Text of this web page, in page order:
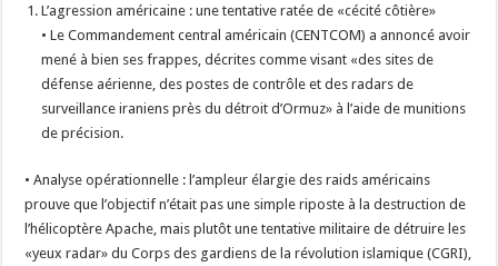
L’agression américaine : une tentative ratée de «cécité côtière»
• Le Commandement central américain (CENTCOM) a annoncé avoir
mené à bien ses frappes, décrites comme visant «des sites de
défense aérienne, des postes de contrôle et des radars de
surveillance iraniens près du détroit d’Ormuz» à l’aide de munitions
de précision.
• Analyse opérationnelle : l’ampleur élargie des raids américains
prouve que l’objectif n’était pas une simple riposte à la destruction de
l’hélicoptère Apache, mais plutôt une tentative militaire de détruire les
«yeux radar» du Corps des gardiens de la révolution islamique (CGRI),